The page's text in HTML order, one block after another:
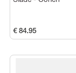
€ 84.95